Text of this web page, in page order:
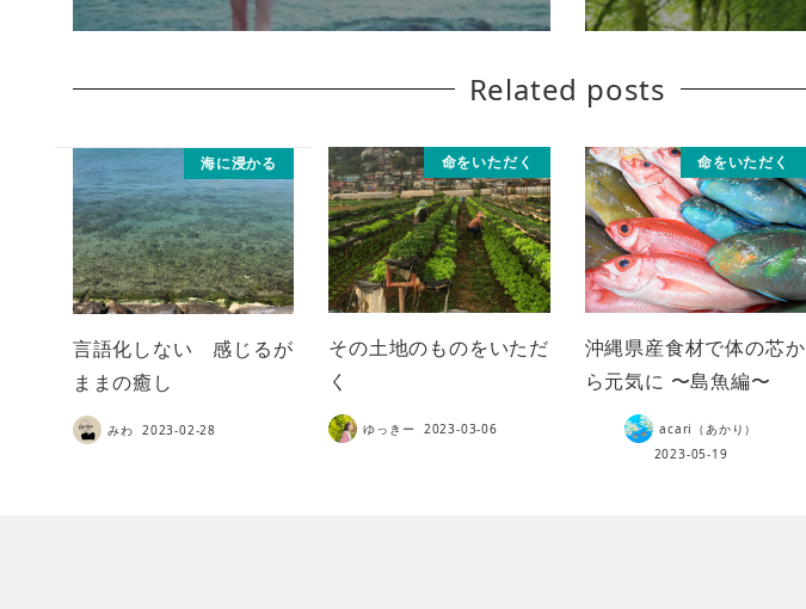
Related posts
海に浸かる
言語化しない 感じるが
ままの癒し
みわ 2023-02-28
命をいただく
その土地のものをいただ
く
ゆっきー 2023-03-06
命をいただく
沖縄県産食材で体の芯か
ら元気に 〜島魚編〜
acari（あかり）
2023-05-19